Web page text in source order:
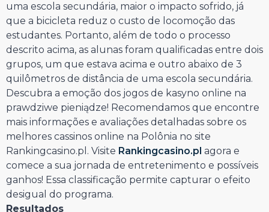
uma escola secundária, maior o impacto sofrido, já
que a bicicleta reduz o custo de locomoção das
estudantes. Portanto, além de todo o processo
descrito acima, as alunas foram qualificadas entre dois
grupos, um que estava acima e outro abaixo de 3
quilômetros de distância de uma escola secundária.
Descubra a emoção dos jogos de kasyno online na
prawdziwe pieniądze! Recomendamos que encontre
mais informações e avaliações detalhadas sobre os
melhores cassinos online na Polônia no site
Rankingcasino.pl. Visite Rankingcasino.pl agora e
comece a sua jornada de entretenimento e possíveis
ganhos! Essa classificação permite capturar o efeito
desigual do programa.
Resultados